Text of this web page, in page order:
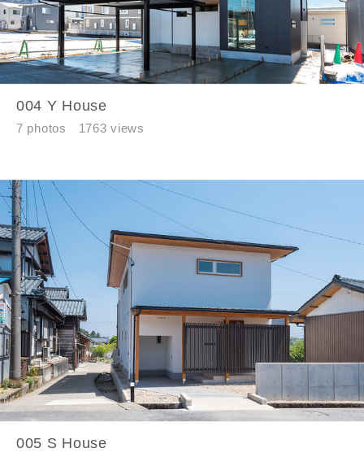
004 Y House
7 photos 1763 views
005 S House
完成希望時期
資料請求にあたっての注意事項
当社は，当社の プライバシーポリシー
に則って，いただい
た情報を利用します。
当社はお客様からいただいた個人情報を，お客様が指定され
た専門家へ提供すること、または当社サービスのご案内のた
めに利用します。
当社は、本サービス又は利用契約に関し，お客様に発生した
損害について、債務不履行責任、不法行為責任、その他の法
律上の請求原因の如何を問わず賠償の責任を負わないものと
します。
の間で生じた紛争等について一切責任を負わないものとしま